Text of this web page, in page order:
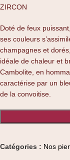
ZIRCON
Doté de feux
ses couleurs
champagnes et
idéale de chaleur et
Cambolite, en
caractérise par un
de la convoitise.
Catégories : Nos